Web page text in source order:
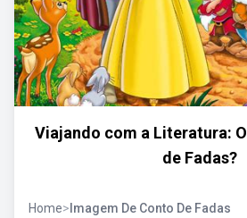
Viajando com a Literatura:
de Fadas?
Home> Imagem De Conto De Fadas